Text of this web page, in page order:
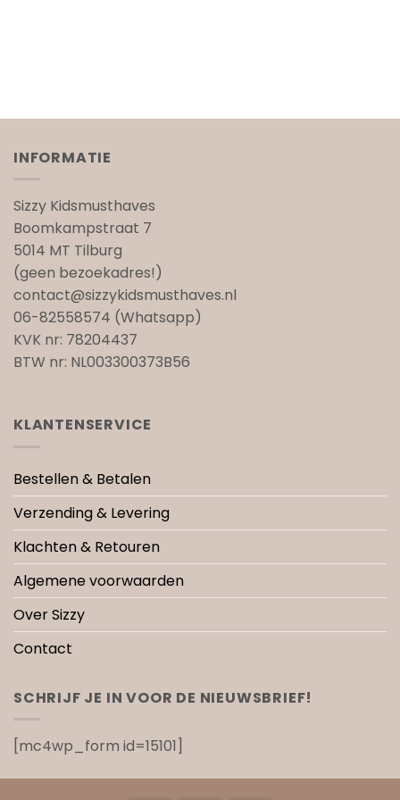
INFORMATIE
Sizzy Kidsmusthaves
Boomkampstraat 7
5014 MT Tilburg
(geen bezoekadres!)
contact@sizzykidsmusthaves.nl
06-82558574 (Whatsapp)
KVK nr: 78204437
BTW nr: NL003300373B56
KLANTENSERVICE
Bestellen & Betalen
Verzending & Levering
Klachten & Retouren
Algemene voorwaarden
Over Sizzy
Contact
SCHRIJF JE IN VOOR DE NIEUWSBRIEF!
[mc4wp_form id=15101]